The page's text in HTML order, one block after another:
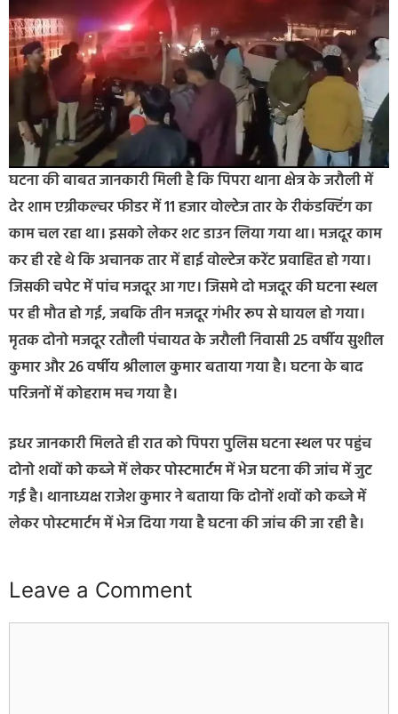
घटना की बाबत जानकारी मिली है कि पिपरा थाना क्षेत्र के जरौली में
देर शाम एग्रीकल्चर फीडर में 11 हजार वोल्टेज तार के रीकंडक्टिंग का
काम चल रहा था। इसको लेकर शट डाउन लिया गया था। मजदूर काम
कर ही रहे थे कि अचानक तार में हाई वोल्टेज करेंट प्रवाहित हो गया।
जिसकी चपेट में पांच मजदूर आ गए। जिसमे दो मजदूर की घटना स्थल
पर ही मौत हो गई, जबकि तीन मजदूर गंभीर रूप से घायल हो गया।
मृतक दोनो मजदूर रतौली पंचायत के जरौली निवासी 25 वर्षीय सुशील
कुमार और 26 वर्षीय श्रीलाल कुमार बताया गया है। घटना के बाद
परिजनों में कोहराम मच गया है।
इधर जानकारी मिलते ही रात को पिपरा पुलिस घटना स्थल पर पहुंच
दोनो शवों को कब्जे में लेकर पोस्टमार्टम में भेज घटना की जांच में जुट
गई है। थानाध्यक्ष राजेश कुमार ने बताया कि दोनों शवों को कब्जे में
लेकर पोस्टमार्टम में भेज दिया गया है घटना की जांच की जा रही है।
Leave a Comment